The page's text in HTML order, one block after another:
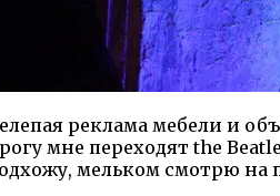
реклама мебели и
мне переходят the
мельком смотрю